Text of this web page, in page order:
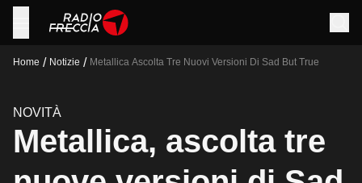
Home / Notizie / Metallica Ascolta Tre Nuovi Versioni Di Sad But True
NOVITÀ
Metallica, ascolta tre